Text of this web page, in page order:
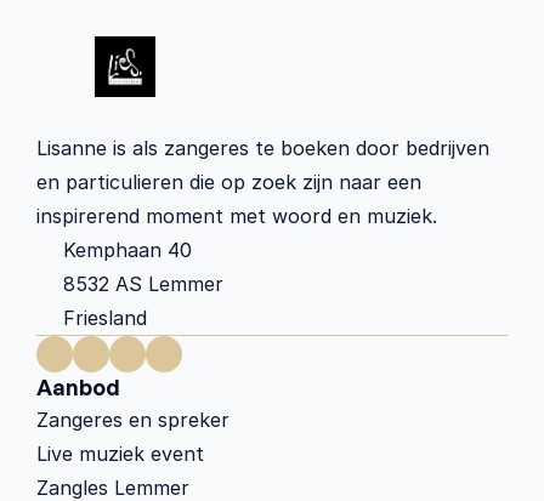
Lisanne is als zangeres te boeken door bedrijven
en particulieren die op zoek zijn naar een
inspirerend moment met woord en muziek.
Kemphaan 40
8532 AS Lemmer
Friesland
Aanbod
Zangeres en spreker
Live muziek event
Zangles Lemmer